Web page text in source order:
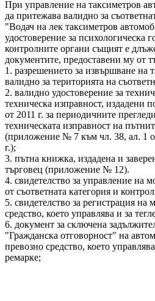
При управление на таксиметров
да притежава валидно за
"Водач на лек таксиметров
удостоверение за психологическа
контролните органи същият е
документите, предоставени му от
1. разрешението за извършване на
валидно за територията на
2. валидно удостоверение за
техническа изправност, издадени
от 2011 г. за периодичните
техническата изправност на
(приложение № 7 към чл. 38, ал. 1
г.);
3. пътна книжка, издадена и
търговец (приложение № 12).
4. свидетелство за управление на
от съответната категория и
5. свидетелство за регистрация на
средство, което управлява и за
6. документ за сключена
"Гражданска отговорност" на
превозно средство, което
ремарке;